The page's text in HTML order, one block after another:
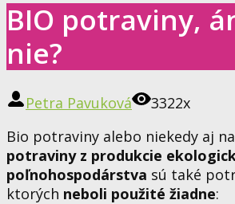
BIO potraviny,
nie?
Petra Pavuková
3322x
Bio potraviny alebo niekedy aj
potraviny z produkcie
poľnohospodárstva sú také
ktorých neboli použité žiadne: